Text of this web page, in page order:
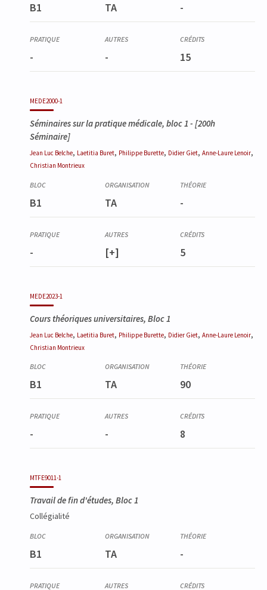
B1 TA -
- - 15
MEDE2000-1
Séminaires sur la pratique médicale, bloc 1 - [200h
Séminaire]
Jean Luc Belche, Laetitia Buret, Philippe Burette, Didier Giet, Anne-Laure Lenoir,
Christian Montrieux
B1 TA -
- [+] 5
MEDE2023-1
Cours théoriques universitaires, Bloc 1
Jean Luc Belche, Laetitia Buret, Philippe Burette, Didier Giet, Anne-Laure Lenoir,
Christian Montrieux
B1 TA 90
- - 8
MTFE9011-1
Travail de fin d'études, Bloc 1
Collégialité
B1 TA -